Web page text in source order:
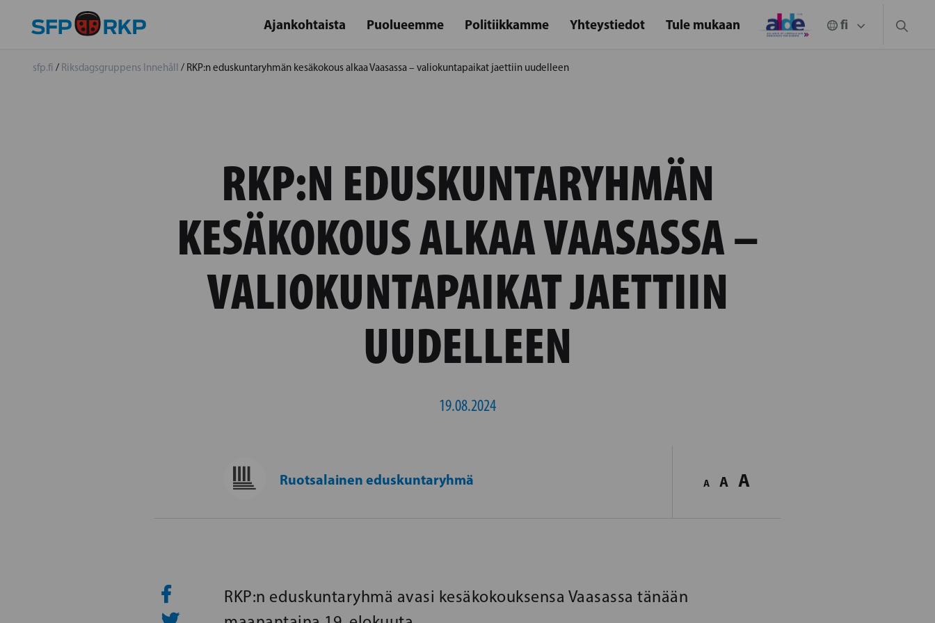
Ajankohtaista Puolueemme Politiikkamme Yhteystiedot Tule mukaan
sfp.fi / Riksdagsgruppens Innehåll / RKP:n eduskuntaryhmän kesäkokous alkaa Vaasassa – valiokuntapaikat jaettiin uudelleen
RKP:N EDUSKUNTARYHMÄN
KESÄKOKOUS ALKAA VAASASSA –
VALIOKUNTAPAIKAT JAETTIIN
UUDELLEEN
19.08.2024
Ruotsalainen eduskuntaryhmä A A A
RKP:n eduskuntaryhmä avasi kesäkokouksensa Vaasassa tänään